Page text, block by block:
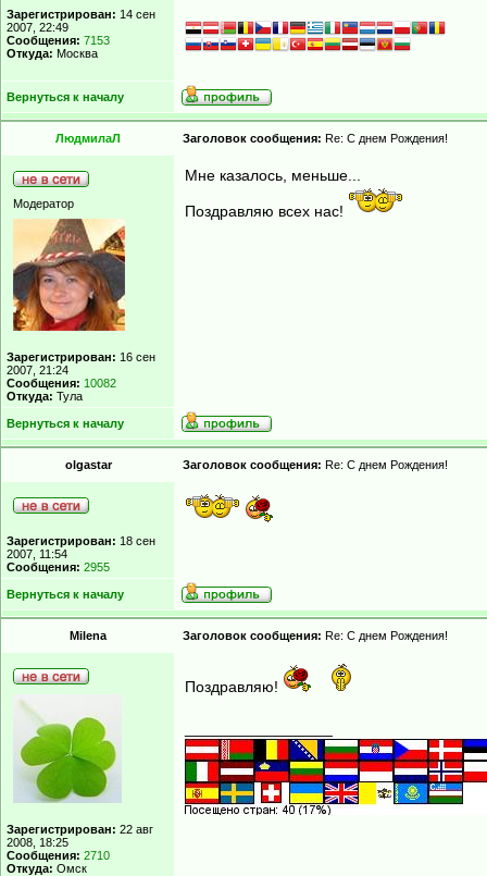
Зарегистрирован: 14 сен
2007, 22:49
Сообщения: 7153
Откуда: Москва
Вернуться к началу
ЛюдмилаЛ Заголовок сообщения: Re: С днем Рождения!
Модератор
Зарегистрирован: 16 сен
2007, 21:24
Сообщения: 10082
Откуда: Тула
Мне казалось, меньше...
Поздравляю всех нас!
Вернуться к началу
olgastar Заголовок сообщения: Re: С днем Рождения!
Зарегистрирован: 18 сен
2007, 11:54
Сообщения: 2955
Вернуться к началу
Milena Заголовок сообщения: Re: С днем Рождения!
Зарегистрирован: 22 авг
2008, 18:25
Сообщения: 2710
Откуда: Омск
Поздравляю!